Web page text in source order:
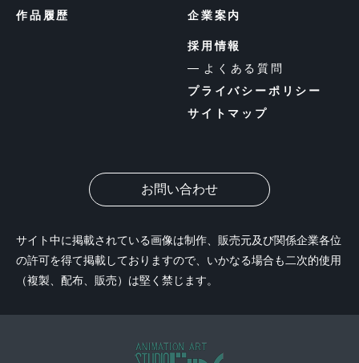
作品履歴
企業案内
採用情報
よくある質問
プライバシーポリシー
サイトマップ
お問い合わせ
サイト中に掲載されている画像は制作、販売元及び関係企業各位
の許可を得て掲載しておりますので、いかなる場合も二次的使用
（複製、配布、販売）は堅く禁じます。